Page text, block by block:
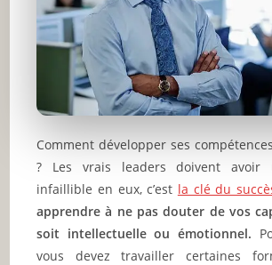
Comment développer ses
? Les vrais leaders doivent avoir
infaillible en eux, c’est la clé du
apprendre à ne pas douter de vos
soit intellectuelle ou émotionnel.
vous devez travailler certaines